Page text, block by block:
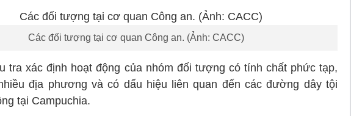
Các đối tượng tại cơ quan Công an. (Ảnh: CACC)
tra xác định hoạt động của nhóm đối tượng có tính chất phức tạp,
địa phương và có dấu hiệu liên quan đến các đường dây tội
tại Campuchia.